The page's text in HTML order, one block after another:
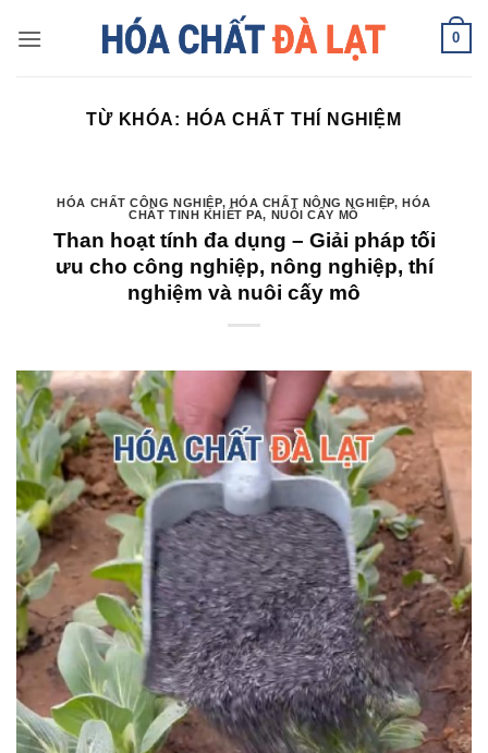
0
TỪ KHÓA: HÓA CHẤT THÍ NGHIỆM
HÓA CHẤT CÔNG NGHIỆP, HÓA CHẤT NÔNG NGHIỆP, HÓA
CHẤT TINH KHIẾT PA, NUÔI CẤY MÔ
Than hoạt tính đa dụng – Giải pháp tối
ưu cho công nghiệp, nông nghiệp, thí
nghiệm và nuôi cấy mô